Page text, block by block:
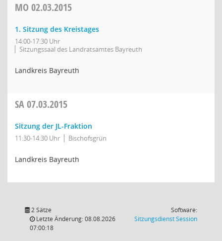
MO 02.03.2015
1. Sitzung des Kreistages
14:00-17:30 Uhr
Sitzungssaal des Landratsamtes Bayreuth
Landkreis Bayreuth
SA07.03.2015
Sitzung der JL-Fraktion
11:30-14:30 Uhr Bischofsgrün
Landkreis Bayreuth
2 Sätze
Letzte Änderung: 08.08.2026
07:00:18
Software:
SitzungsdienstSession(Wird in